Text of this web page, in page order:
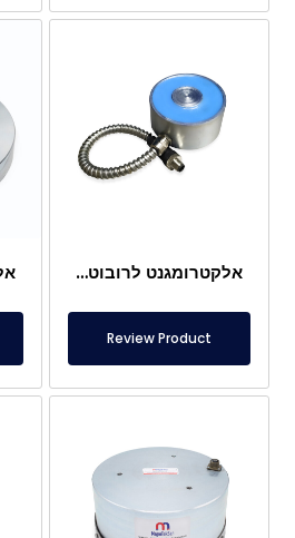
אלקטרומגנט לרובוטים
Review Product